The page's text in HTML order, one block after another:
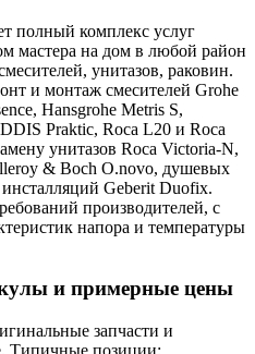
полный комплекс услуг
мастера на дом в любой район
унитазов, раковин.
и монтаж смесителей Grohe
Hansgrohe Metris S,
Praktic, Roca L20 и Roca
унитазов Roca Victoria‑N,
& Boch O.novo, душевых
Geberit Duofix.
производителей, с
напора и температуры
и примерные цены
запчасти и
Типичные позиции: